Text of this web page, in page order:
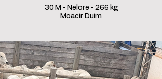
30 M - Nelore - 266 kg
Moacir Duim